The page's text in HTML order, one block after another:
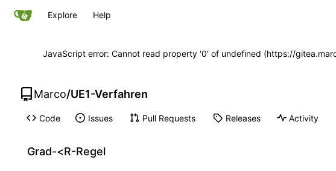
Explore Help
JavaScript error: Cannot read property '0' of undefined (https://
Marco/UE1-Verfahren
Code Issues Pull Requests Releases Activity
Grad-<R-Regel